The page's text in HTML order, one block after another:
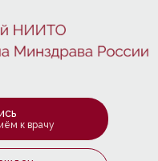
к врачу